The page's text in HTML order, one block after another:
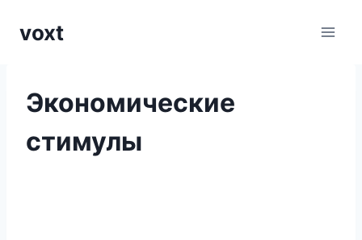
voxt
Экономические
стимулы